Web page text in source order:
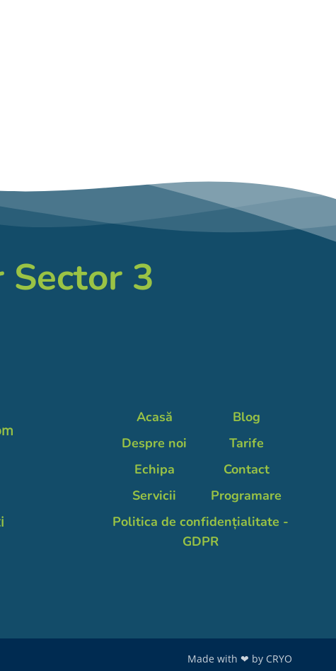
3
Acasă
Despre noi
Echipa
Servicii
Blog
Tarife
Contact
Programare
Politica de confidențialitate -
GDPR
Made with ❤ by CRYO